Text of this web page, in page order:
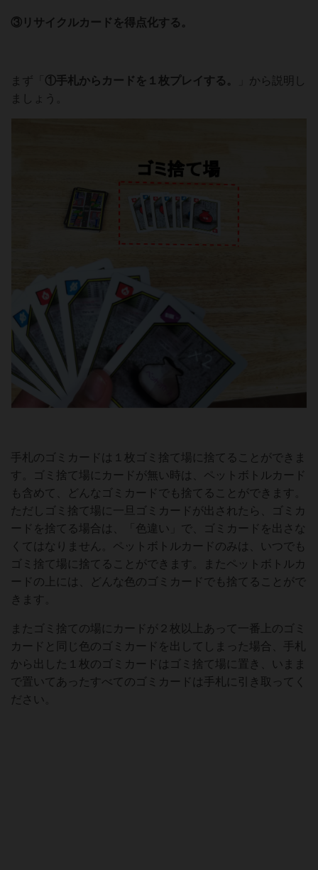
③リサイクルカードを得点化する。
まず「 ①手札からカードを１枚プレイする。
」から説明し
ましょう。
手札のゴミカードは１枚ゴミ捨て場に捨てることができま
す。ゴミ捨て場にカードが無い時は、ペットボトルカード
も含めて、どんなゴミカードでも捨てることができます。
ただしゴミ捨て場に一旦ゴミカードが出されたら、ゴミカ
ードを捨てる場合は、「色違い」で、ゴミカードを出さな
くてはなりません。ペットボトルカードのみは、いつでも
ゴミ捨て場に捨てることができます。またペットボトルカ
ードの上には、どんな色のゴミカードでも捨てることがで
きます。
またゴミ捨ての場にカードが２枚以上あって一番上のゴミ
カードと同じ色のゴミカードを出してしまった場合、手札
から出した１枚のゴミカードはゴミ捨て場に置き、いまま
で置いてあったすべてのゴミカードは手札に引き取ってく
ださい。